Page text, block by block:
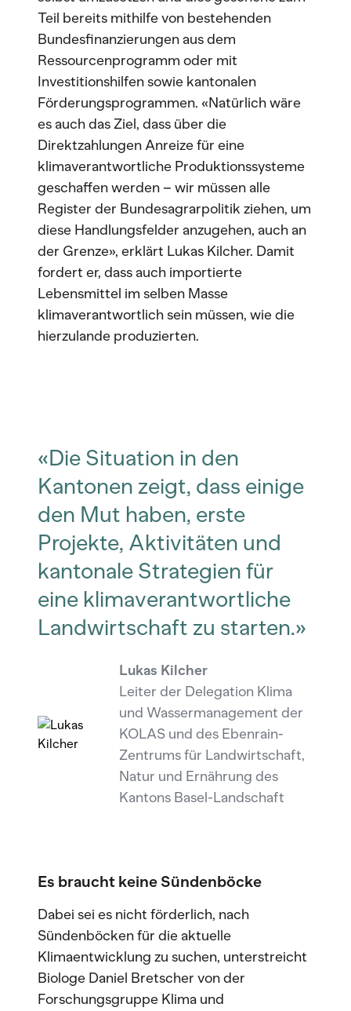
Teil bereits mithilfe von bestehenden
Bundesfinanzierungen aus dem
Ressourcenprogramm oder mit
Investitionshilfen sowie kantonalen
Förderungsprogrammen. «Natürlich wäre
es auch das Ziel, dass über die
Direktzahlungen Anreize für eine
klimaverantwortliche Produktionssysteme
geschaffen werden – wir müssen alle
Register der Bundesagrarpolitik ziehen, um
diese Handlungsfelder anzugehen, auch an
der Grenze», erklärt Lukas Kilcher. Damit
fordert er, dass auch importierte
Lebensmittel im selben Masse
klimaverantwortlich sein müssen, wie die
hierzulande produzierten.
«Die Situation in den
Kantonen zeigt, dass einige
den Mut haben, erste
Projekte, Aktivitäten und
kantonale Strategien für
eine klimaverantwortliche
Landwirtschaft zu starten.»
Lukas Kilcher
Leiter der Delegation Klima
und Wassermanagement der
KOLAS und des Ebenrain-
Zentrums für Landwirtschaft,
Natur und Ernährung des
Kantons Basel-Landschaft
Es braucht keine Sündenböcke
Dabei sei es nicht förderlich, nach
Sündenböcken für die aktuelle
Klimaentwicklung zu suchen, unterstreicht
Biologe Daniel Bretscher von der
Forschungsgruppe Klima und